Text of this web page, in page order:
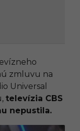
zmluvu na
Universal
televízia CBS
nepustila.